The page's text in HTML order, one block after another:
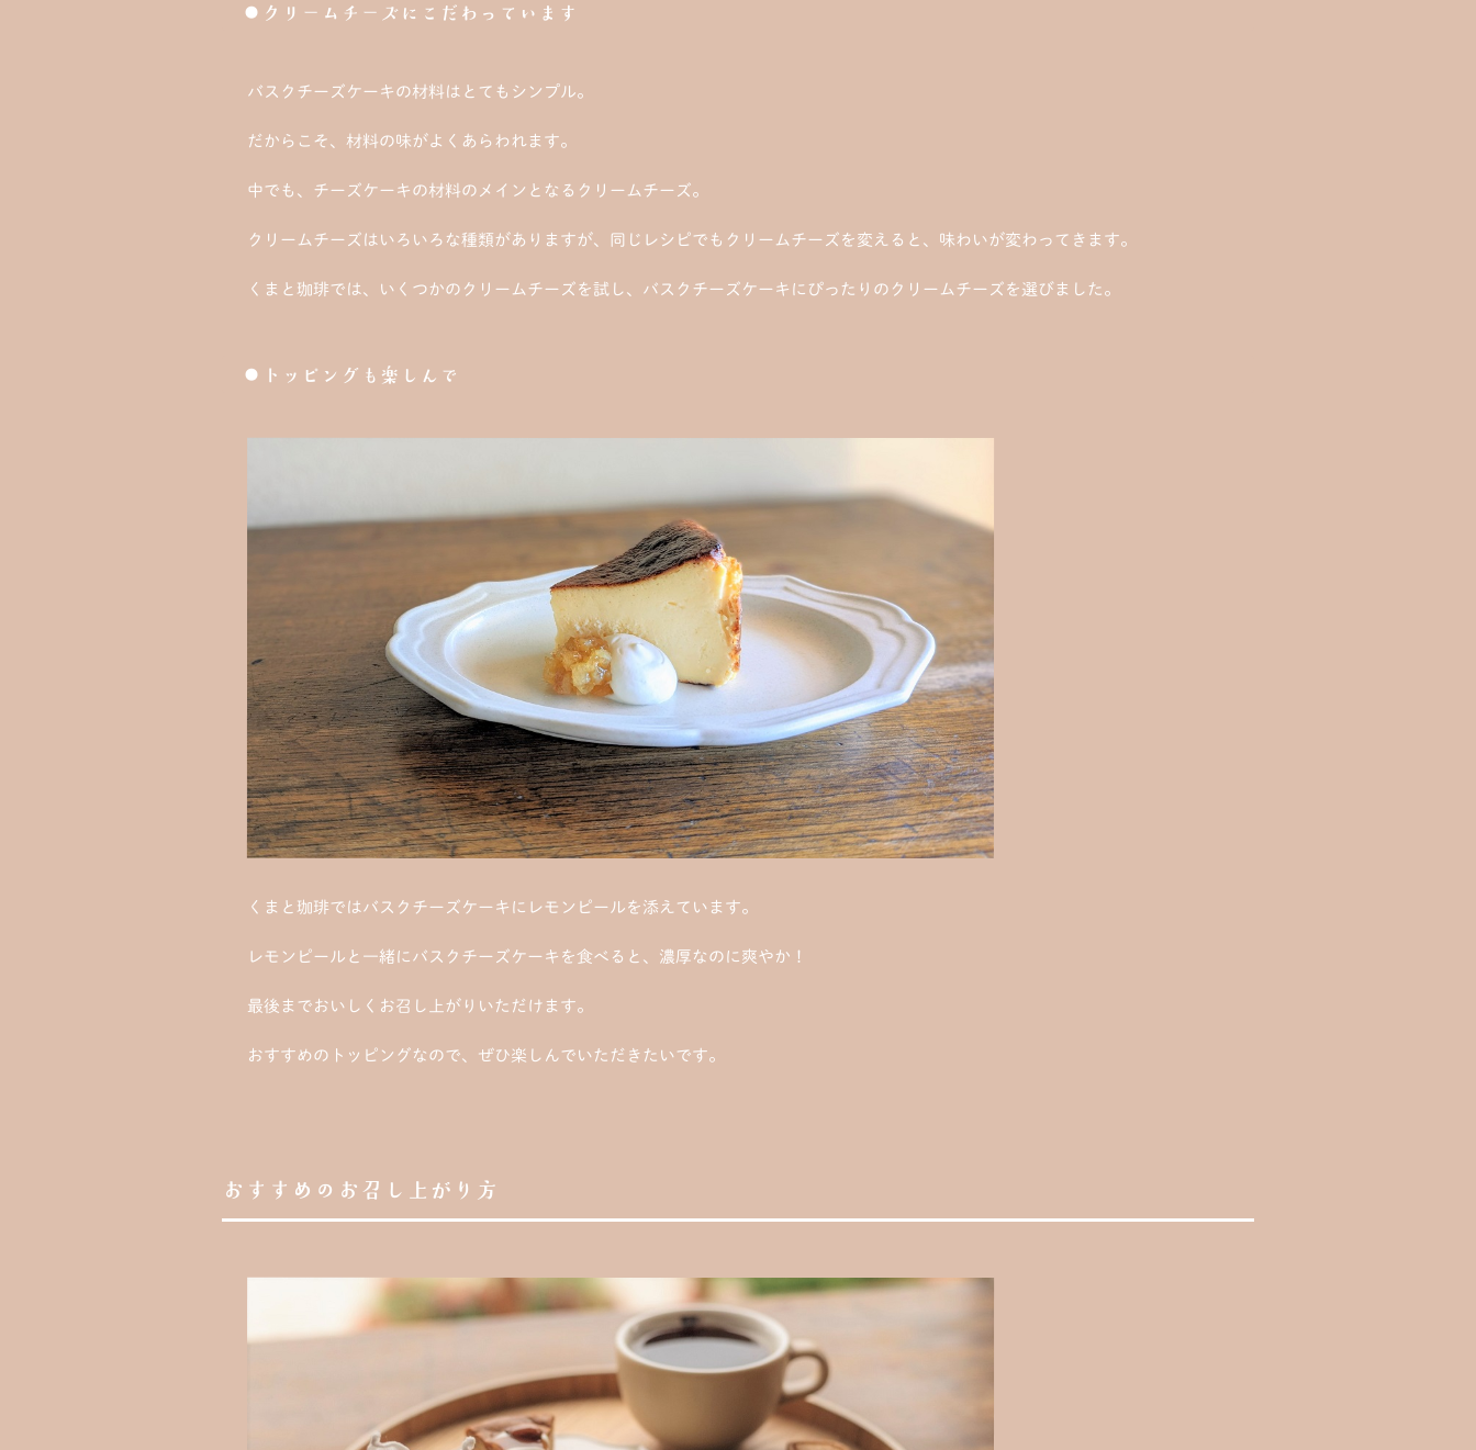
●クリームチーズにこだわっています
バスクチーズケーキの材料はとてもシンプル。
だからこそ、材料の味がよくあらわれます。
中でも、チーズケーキの材料のメインとなるクリームチーズ。
クリームチーズはいろいろな種類がありますが、同じレシピでもクリームチーズを変えると、味わいが変わってきます。
くまと珈琲では、いくつかのクリームチーズを試し、バスクチーズケーキにぴったりのクリームチーズを選びました。
●トッピングも楽しんで
くまと珈琲ではバスクチーズケーキにレモンピールを添えています。
レモンピールと一緒にバスクチーズケーキを食べると、濃厚なのに爽やか！
最後までおいしくお召し上がりいただけます。
おすすめのトッピングなので、ぜひ楽しんでいただきたいです。
おすすめのお召し上がり方